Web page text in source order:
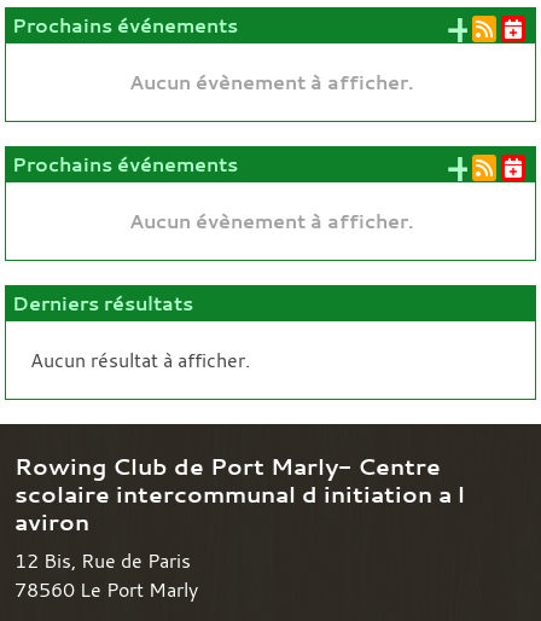
Prochains événements
Aucun évènement à afficher.
+
Prochains événements
Aucun évènement à afficher.
+
Derniers résultats
Aucun résultat à afficher.
Rowing Club de Port Marly- Centre
scolaire intercommunal d initiation a l
aviron
12 Bis, Rue de Paris
78560 Le Port Marly